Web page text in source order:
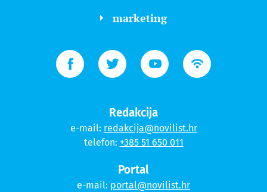
marketing
Redakcija
e-mail: redakcija@novilist.hr
telefon: +385 51 650 011
Portal
e-mail: portal@novilist.hr